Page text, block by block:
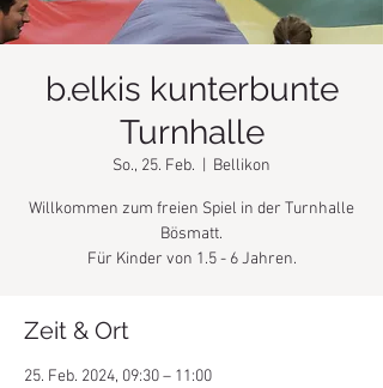
b.elkis kunterbunte
Turnhalle
So., 25. Feb. Bellikon
Willkommen zum freien Spiel in der Turnhalle
Bösmatt.
Für Kinder von 1.5 - 6 Jahren.
Zeit & Ort
25. Feb. 2024, 09:30 – 11:00